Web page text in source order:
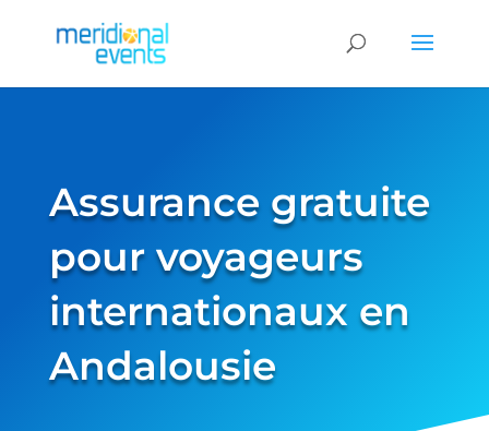
Assurance gratuite
pour voyageurs
internationaux en
Andalousie